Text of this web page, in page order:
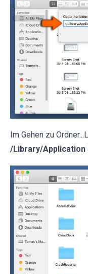
Im Gehen zu
/Library/Application